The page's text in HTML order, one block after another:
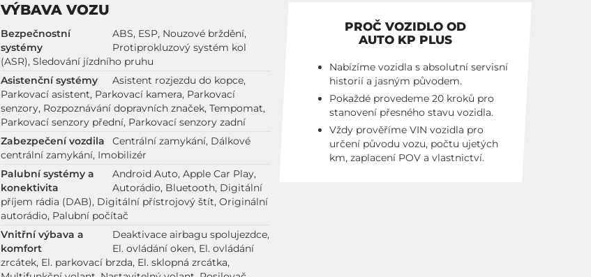
VÝBAVA VOZU
Bezpečnostní
systémy
ABS, ESP, Nouzové brždění,
Protiprokluzový systém kol
(ASR), Sledování jízdního pruhu
Asistenční systémy
Asistent rozjezdu do kopce,
Parkovací asistent, Parkovací kamera, Parkovací
senzory, Rozpoznávání dopravních značek, Tempomat,
Parkovací senzory přední, Parkovací senzory zadní
Zabezpečení vozdila
Centrální zamykání, Dálkové
centrální zamykání, Imobilizér
Palubní systémy a
konektivita
Android Auto, Apple Car Play,
Autorádio, Bluetooth, Digitální
příjem rádia (DAB), Digitální přístrojový štít, Originální
autorádio, Palubní počítač
Vnitřní výbava a
komfort
Deaktivace airbagu spolujezdce,
El. ovládání oken, El. ovládání
zrcátek, El. parkovací brzda, El. sklopná zrcátka,
PROČ VOZIDLO OD
AUTO KP PLUS
Nabízíme vozidla s absolutní servisní
historií a jasným původem.
Pokaždé provedeme 20 kroků pro
stanovení přesného stavu vozidla.
Vždy prověříme VIN vozidla pro
určení původu vozu, počtu ujetých
km, zaplacení POV a vlastnictví.